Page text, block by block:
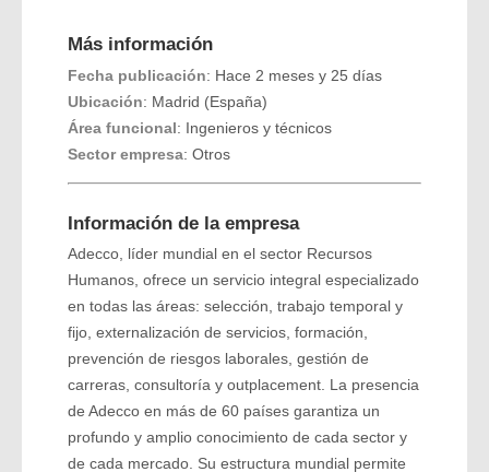
Más información
Fecha publicación: Hace 2 meses y 25 días
Ubicación: Madrid (España)
Área funcional: Ingenieros y técnicos
Sector empresa: Otros
Información de la empresa
Adecco, líder mundial en el sector Recursos
Humanos, ofrece un servicio integral especializado
en todas las áreas: selección, trabajo temporal y
fijo, externalización de servicios, formación,
prevención de riesgos laborales, gestión de
carreras, consultoría y outplacement. La presencia
de Adecco en más de 60 países garantiza un
profundo y amplio conocimiento de cada sector y
de cada mercado. Su estructura mundial permite